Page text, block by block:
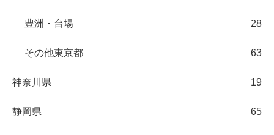
豊洲・台場 28
その他東京都 63
神奈川県 19
静岡県 65